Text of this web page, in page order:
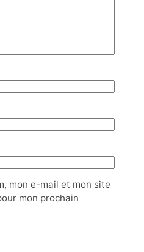
mon e-mail et mon site
mon prochain